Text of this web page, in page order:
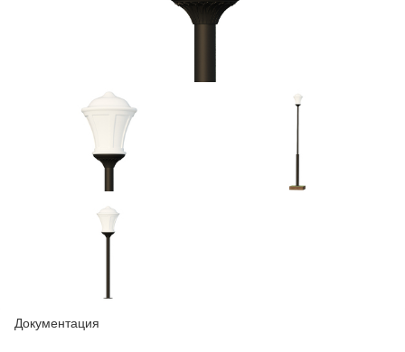
Документация